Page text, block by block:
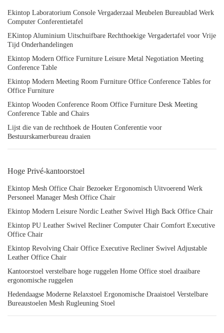
Ekintop Laboratorium Console Vergaderzaal Meubelen Bureaublad Werk
Computer Conferentietafel
EKintop Aluminium Uitschuifbare Rechthoekige Vergadertafel voor Vrije
Tijd Onderhandelingen
Ekintop Modern Office Furniture Leisure Metal Negotiation Meeting
Conference Table
Ekintop Modern Meeting Room Furniture Office Conference Tables for
Office Furniture
Ekintop Wooden Conference Room Office Furniture Desk Meeting
Conference Table and Chairs
Lijst die van de rechthoek de Houten Conferentie voor
Bestuurskamerbureau draaien
Hoge Privé-kantoorstoel
Ekintop Mesh Office Chair Bezoeker Ergonomisch Uitvoerend Werk
Personeel Manager Mesh Office Chair
Ekintop Modern Leisure Nordic Leather Swivel High Back Office Chair
Ekintop PU Leather Swivel Recliner Computer Chair Comfort Executive
Office Chair
Ekintop Revolving Chair Office Executive Recliner Swivel Adjustable
Leather Office Chair
Kantoorstoel verstelbare hoge ruggelen Home Office stoel draaibare
ergonomische ruggelen
Hedendaagse Moderne Relaxstoel Ergonomische Draaistoel Verstelbare
Bureaustoelen Mesh Rugleuning Stoel